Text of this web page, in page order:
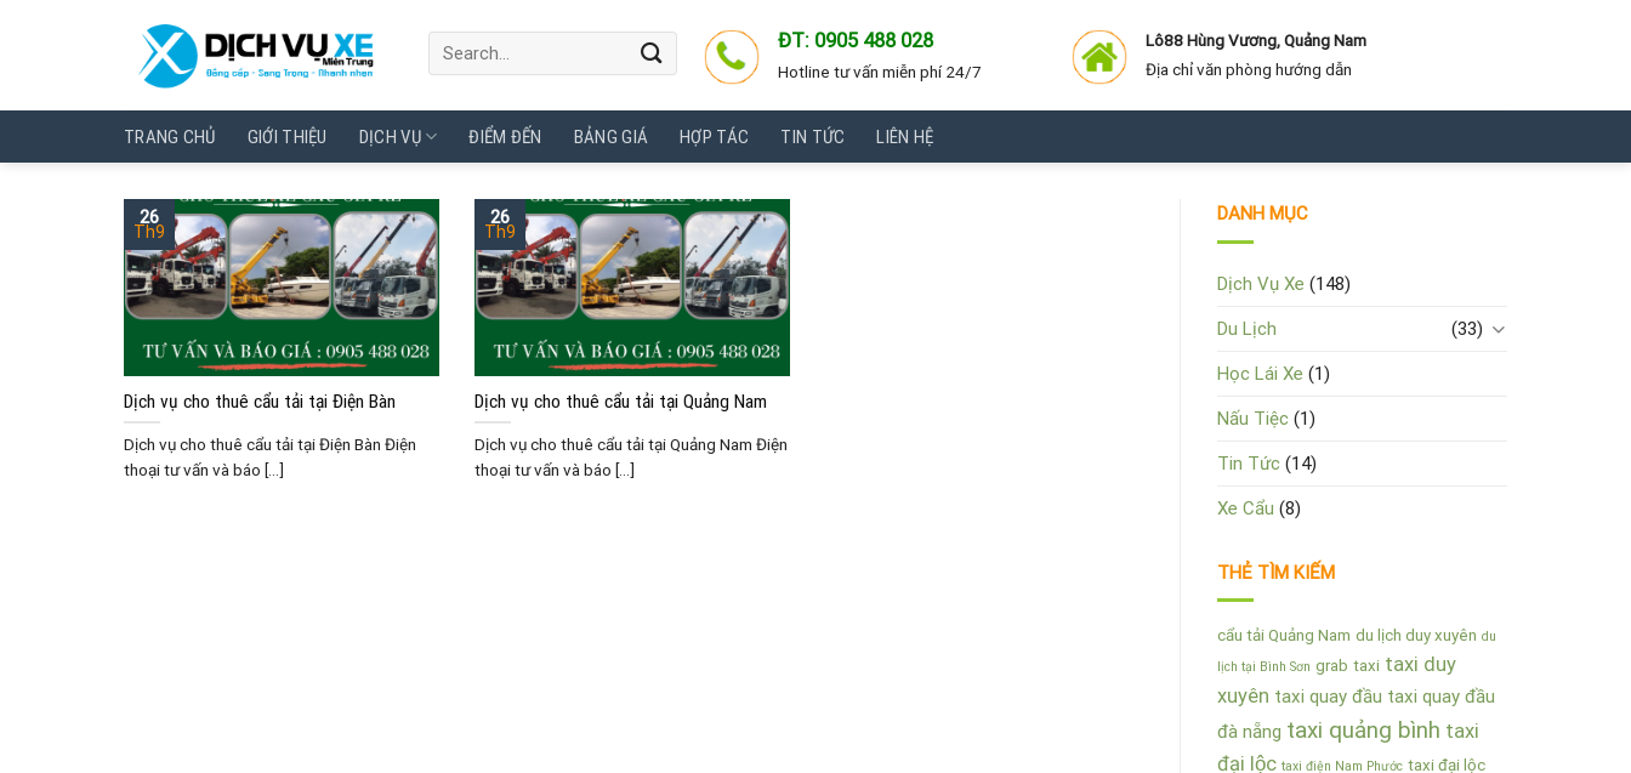
ĐT: 0905 488 028
Hotline tư vấn miễn phí 24/7
Lô88 Hùng Vương, Quảng Nam
Địa chỉ văn phòng hướng dẫn
TRANG CHỦ GIỚI THIỆU DỊCH VỤ ĐIỂM ĐẾN BẢNG GIÁ HỢP TÁC TIN TỨC LIÊN HỆ
Dịch vụ cho thuê cẩu tải tại Điện Bàn
Dịch vụ cho thuê cẩu tải tại Điện Bàn Điện
thoại tư vấn và báo [...]
26
Th9
Dịch vụ cho thuê cẩu tải tại Quảng Nam
Dịch vụ cho thuê cẩu tải tại Quảng Nam Điện
thoại tư vấn và báo [...]
26
Th9
DANH MỤC
Dịch Vụ Xe (148)
Du Lịch (33)
Học Lái Xe (1)
Nấu Tiệc (1)
Tin Tức (14)
Xe Cẩu (8)
THẺ TÌM KIẾM
cẩu tải Quảng Nam du lịch duy xuyên du
lịch tại Bình Sơn grab taxi taxi duy
xuyên taxi quay đầu taxi quay đầu
đà nẵng taxi quảng bình taxi
đại lộc taxi điện Nam Phước taxi đại lộc